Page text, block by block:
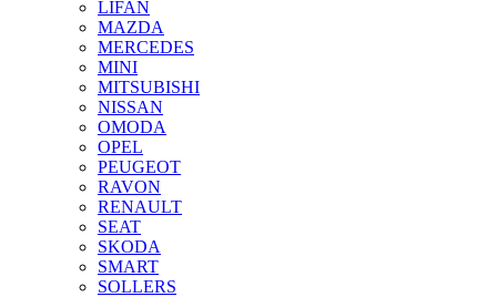
LIFAN
MAZDA
MERCEDES
MINI
MITSUBISHI
NISSAN
OMODA
OPEL
PEUGEOT
RAVON
RENAULT
SEAT
SKODA
SMART
SOLLERS